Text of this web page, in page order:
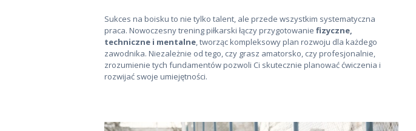
Sukces na boisku to nie tylko talent, ale przede wszystkim systematyczna
praca. Nowoczesny trening piłkarski łączy przygotowanie fizyczne,
techniczne i mentalne, tworząc kompleksowy plan rozwoju dla każdego
zawodnika. Niezależnie od tego, czy grasz amatorsko, czy profesjonalnie,
zrozumienie tych fundamentów pozwoli Ci skutecznie planować ćwiczenia i
rozwijać swoje umiejętności.